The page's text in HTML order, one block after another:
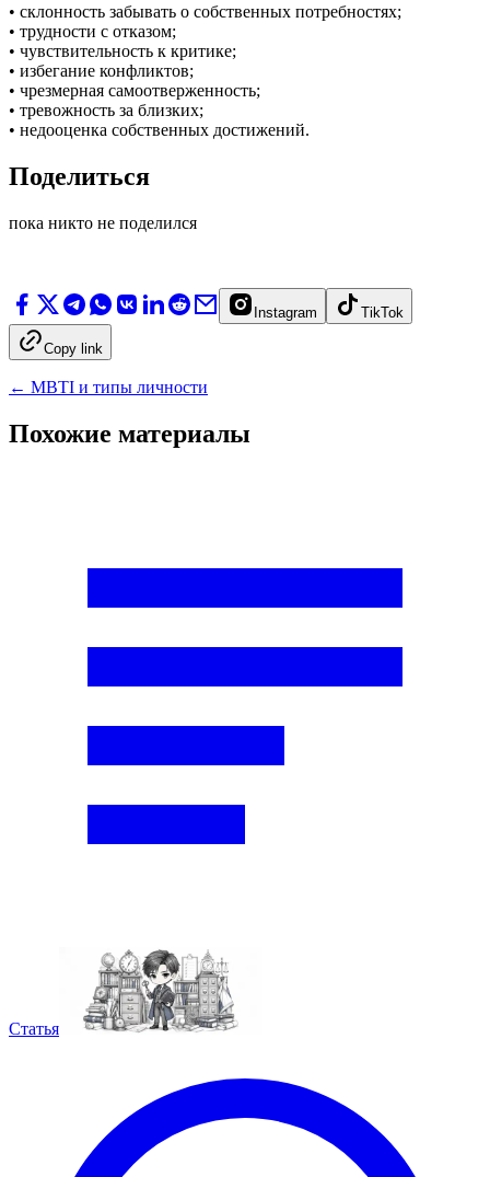
• склонность забывать о собственных потребностях;
• трудности с отказом;
• чувствительность к критике;
• избегание конфликтов;
• чрезмерная самоотверженность;
• тревожность за близких;
• недооценка собственных достижений.
Поделиться
пока никто не поделился
Instagram TikTok
Copy link
← MBTI и типы личности
Похожие материалы
Статья